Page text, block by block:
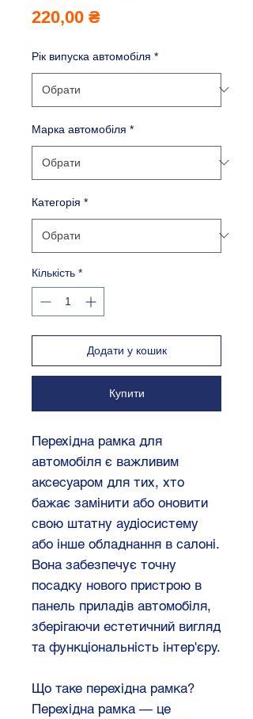
220,00 ₴Ціна
Рік випуска автомобіля *
Марка автомобіля *
Категорія *
Кількість *
Додати у кошик
Купити
Перехідна рамка для
автомобіля є важливим
аксесуаром для тих, хто
бажає замінити або оновити
свою штатну аудіосистему
або інше обладнання в салоні.
Вона забезпечує точну
посадку нового пристрою в
панель приладів автомобіля,
зберігаючи естетичний вигляд
та функціональність інтер'єру.
Що таке перехідна рамка?
Перехідна рамка — це